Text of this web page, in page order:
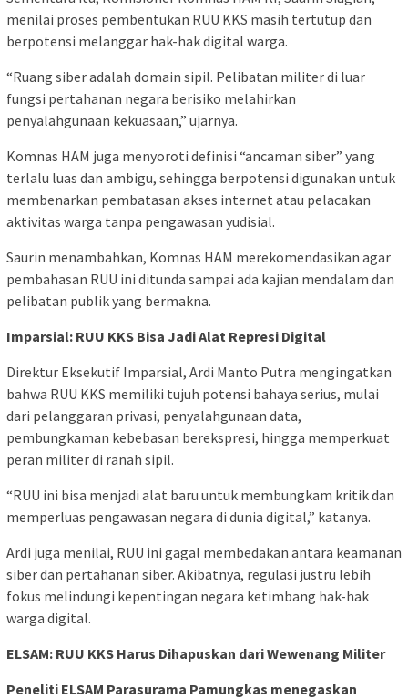
menilai proses pembentukan RUU KKS masih tertutup dan
berpotensi melanggar hak-hak digital warga.
“Ruang siber adalah domain sipil. Pelibatan militer di luar
fungsi pertahanan negara berisiko melahirkan
penyalahgunaan kekuasaan,” ujarnya.
Komnas HAM juga menyoroti definisi “ancaman siber” yang
terlalu luas dan ambigu, sehingga berpotensi digunakan untuk
membenarkan pembatasan akses internet atau pelacakan
aktivitas warga tanpa pengawasan yudisial.
Saurin menambahkan, Komnas HAM merekomendasikan agar
pembahasan RUU ini ditunda sampai ada kajian mendalam dan
pelibatan publik yang bermakna.
Imparsial: RUU KKS Bisa Jadi Alat Represi Digital
Direktur Eksekutif Imparsial, Ardi Manto Putra mengingatkan
bahwa RUU KKS memiliki tujuh potensi bahaya serius, mulai
dari pelanggaran privasi, penyalahgunaan data,
pembungkaman kebebasan berekspresi, hingga memperkuat
peran militer di ranah sipil.
“RUU ini bisa menjadi alat baru untuk membungkam kritik dan
memperluas pengawasan negara di dunia digital,” katanya.
Ardi juga menilai, RUU ini gagal membedakan antara keamanan
siber dan pertahanan siber. Akibatnya, regulasi justru lebih
fokus melindungi kepentingan negara ketimbang hak-hak
warga digital.
ELSAM: RUU KKS Harus Dihapuskan dari Wewenang Militer
Peneliti ELSAM Parasurama Pamungkas menegaskan